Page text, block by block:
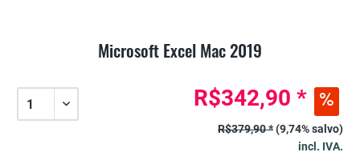
Microsoft Excel Mac 2019
R$342,90 *
R$379,90 *(9,74% salvo)
incl. IVA.